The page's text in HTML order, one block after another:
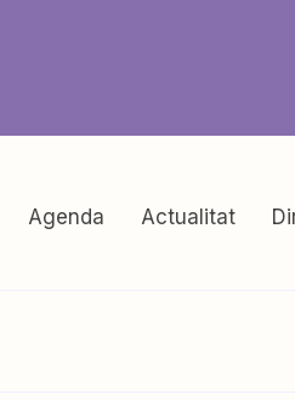
Agenda Actualitat